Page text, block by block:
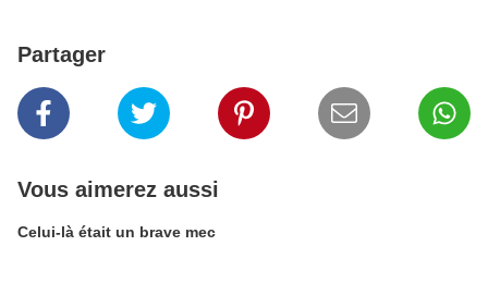
Partager
Vous aimerez aussi
Celui-là était un brave mec